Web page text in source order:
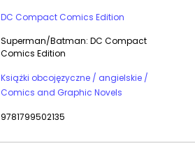
DC Compact Comics Edition
Superman/Batman: DC Compact
Comics Edition
Książki obcojęzyczne / angielskie /
Comics and Graphic Novels
9781799502135